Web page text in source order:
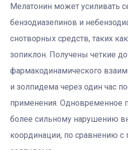
Мелатонин может усиливать
бензодиазепинов и
снотворных средств, таких
зопиклон. Получены четкие
фармакодинамического
и золпидема через один час
применения. Одновременное
более сильному нарушению
координации, по сравнению